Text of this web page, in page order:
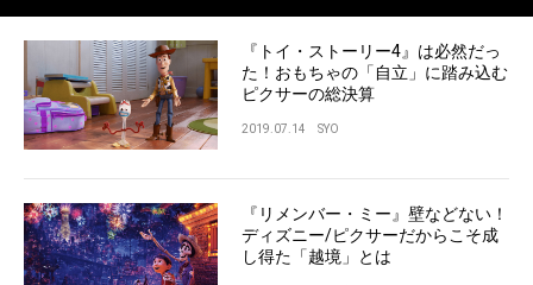
『トイ・ストーリー4』は必然だっ
た！おもちゃの「自立」に踏み込む
ピクサーの総決算
2019.07.14 SYO
『リメンバー・ミー』壁などない！
ディズニー/ピクサーだからこそ成
し得た「越境」とは